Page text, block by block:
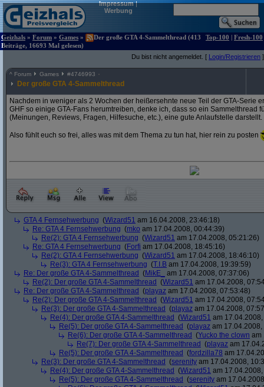
Impressum|
Werbung
Geizhals » Forum » Games »
Der große GTA 4-Sammelthread (413
Beiträge, 16693 Mal gelesen)
Top-100 | Fresh-100
Du bist nicht angemeldet. [ Login/Registrieren ]
^ Forum Games #4746993
Der große GTA 4-Sammelthread
Nachdem in weniger als 2 Wochen der heißersehnte neue Teil der GTA-Serie
GHF so einige GTA-Fans herumtreiben, denke ich, dass so ein Sammelthread
(Meinungen, Reviews, Fragen, Hilfesuche, etc.), eine gute Anlaufstelle darstellt.
Also fühlt euch so frei, alles was mit dem Thema zu tun hat, hier rein zu posten
GTA 4 Fernsehwerbung (Wizard51 am 16.04.2008, 23:46:18)
Re: GTA 4 Fernsehwerbung (mko am 17.04.2008, 00:44:39)
Re(2): GTA 4 Fernsehwerbung (Wizard51 am 17.04.2008, 05:21:26)
Re: GTA 4 Fernsehwerbung (Forfi am 17.04.2008, 18:45:16)
Re(2): GTA 4 Fernsehwerbung (Wizard51 am 17.04.2008, 18:46:10)
Re(3): GTA 4 Fernsehwerbung (T.I.B am 17.04.2008, 19:39:59)
Re: Der große GTA 4-Sammelthread (MikE_
am 17.04.2008, 07:37:06)
Re(2): Der große GTA 4-Sammelthread (Wizard51 am 17.04.2008,
Re: Der große GTA 4-Sammelthread (playaz am 17.04.2008, 07:53:48)
Re(2): Der große GTA 4-Sammelthread (Wizard51 am 17.04.2008,
Re(3): Der große GTA 4-Sammelthread (playaz am 17.04.2008,
Re(4): Der große GTA 4-Sammelthread (Wizard51 am
Re(5): Der große GTA 4-Sammelthread (playaz am 17.04.2008,
Re(6): Der große GTA 4-Sammelthread (Yucko the clown am
Re(7): Der große GTA 4-Sammelthread (playaz am
Re(5): Der große GTA 4-Sammelthread (fordzilla78 am
Re(3): Der große GTA 4-Sammelthread (serenity am 17.04.2008,
Re(4): Der große GTA 4-Sammelthread (Wizard51 am
Re(5): Der große GTA 4-Sammelthread (serenity am